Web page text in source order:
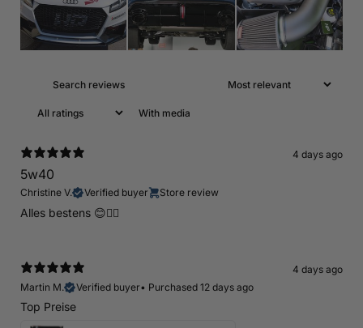
With media
4 days ago
5w40
Christine V. Verified buyer Store review
Alles bestens 😊👍🏻
4 days ago
Martin M.
Verified buyer• Purchased 12 days ago
Top Preise